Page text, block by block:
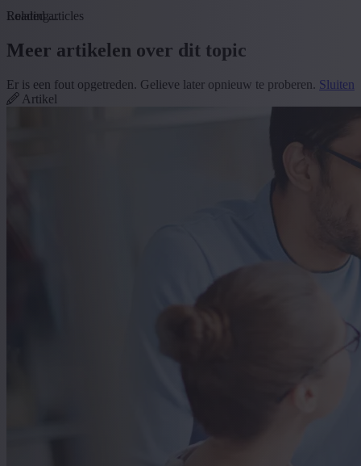
Loading...
Related articles
Meer artikelen over dit topic
Er is een fout opgetreden. Gelieve later opnieuw te proberen. Sluiten
Artikel